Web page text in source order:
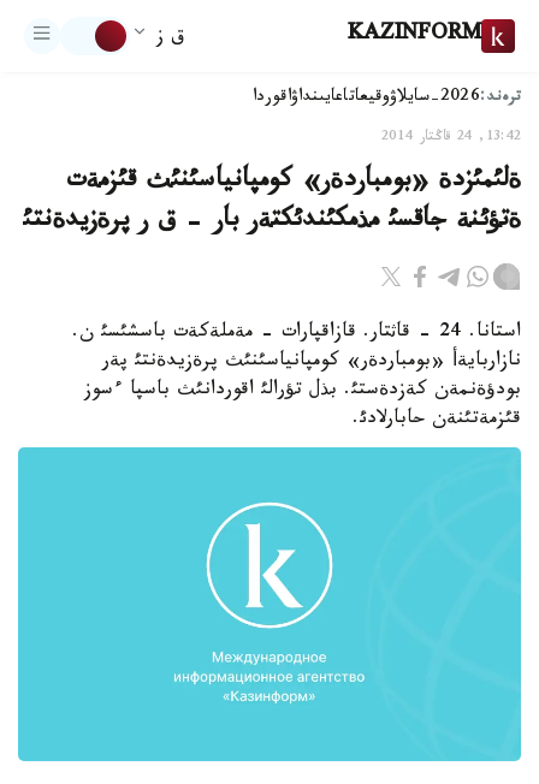
KAZINFORM ق ز
ترەند:2026-سايلاۋ وقيعاتاعايىنداۋاقوردا
13:42, 24 قاڭتار 2014
ةلئمئزدة «بومباردةر» كومپانياسئنئث قئزمةت
ةتؤئنة جاقسئ مذمكئندئكتةر بار - ق ر پرةزيدةنتئ
استانا. 24 - قاثتار. قازاقپارات - مةملةكةت باسشئسئ ن.
نازاربايةأ «بومباردةر» كومپانياسئنئث پرةزيدةنتئ پةر
بودؤةنمةن كةزدةستئ. بذل تؤرالئ اقوردانئث باسپا ءسوز
قئزمةتئنةن حابارلادئ.